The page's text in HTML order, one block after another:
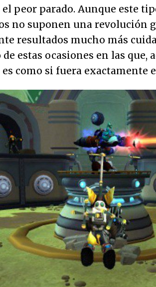
peor parado. Aunque este
no suponen una revolución
resultados mucho más
de estas ocasiones en las que,
es como si fuera exactamente